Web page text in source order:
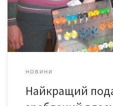
майстер-класи. Напевно,
фестиваль не може
НОВИНИ
Найкращий